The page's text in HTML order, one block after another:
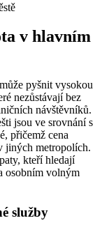
v hlavním
pyšnit vysokou
nezůstávají bez
návštěvníků.
jsou ve srovnání s
přičemž cena
jiných metropolích.
kteří hledají
osobním volným
služby